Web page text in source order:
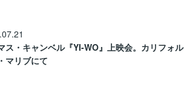
ス・キャンベル『YI-WO』上映会。カリフォル
マリブにて